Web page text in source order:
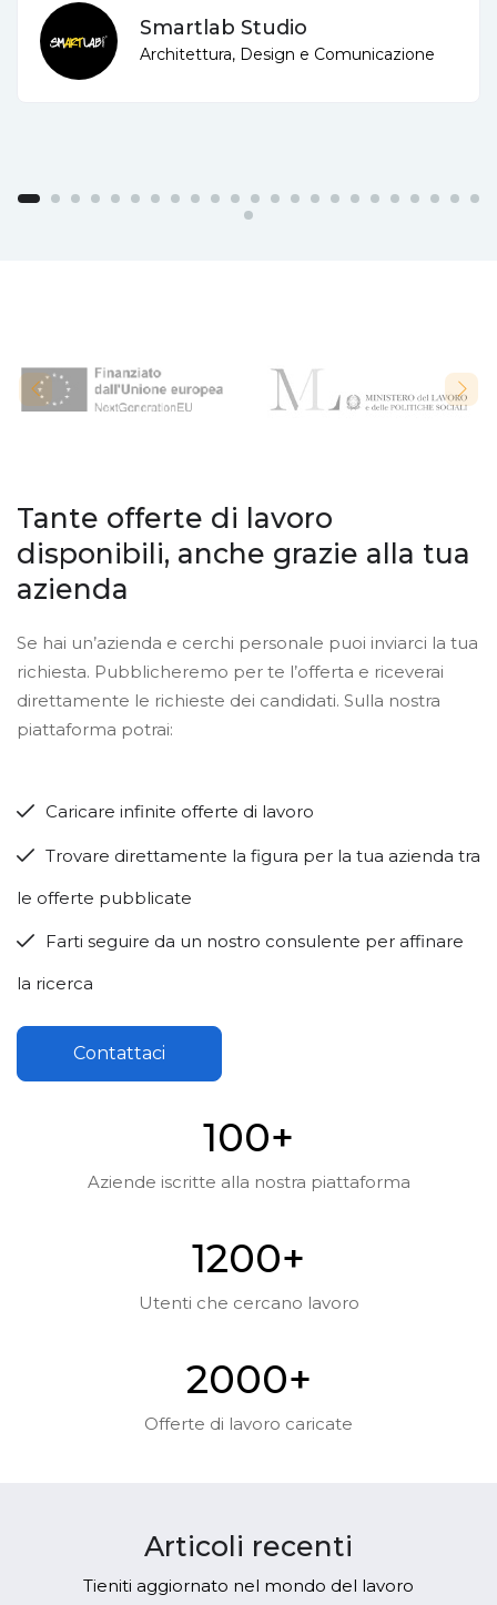
Smartlab Studio
Architettura, Design e Comunicazione
Tante offerte di lavoro
disponibili, anche grazie alla tua
azienda
Se hai un’azienda e cerchi personale puoi inviarci la tua
richiesta. Pubblicheremo per te l’offerta e riceverai
direttamente le richieste dei candidati. Sulla nostra
piattaforma potrai:
Caricare infinite offerte di lavoro
Trovare direttamente la figura per la tua azienda tra
le offerte pubblicate
Farti seguire da un nostro consulente per affinare
la ricerca
Contattaci
100+
Aziende iscritte alla nostra piattaforma
1200+
Utenti che cercano lavoro
2000+
Offerte di lavoro caricate
Articoli recenti
Tieniti aggiornato nel mondo del lavoro